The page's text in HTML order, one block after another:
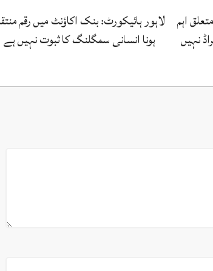
اہم
نہیں‌
لاہور ہائیکورٹ: بنک اکاؤنٹ میں رقم
ہونا انسانی سمگلنگ کا ثبوت نہیں ہے